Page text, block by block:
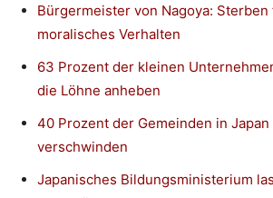
Bürgermeister von Nagoya: Sterben
moralisches Verhalten
63 Prozent der kleinen
die Löhne anheben
40 Prozent der Gemeinden in
verschwinden
Japanisches Bildungsministerium